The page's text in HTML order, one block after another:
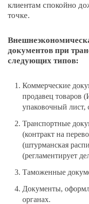
клиентам спокойно
точке.
документов при
следующих типов:
Коммерческие
продавец товаров
упаковочный лист,
Транспортные
(контракт на
(штурманская
(регламентирует
Таможенные
Документы,
органах.